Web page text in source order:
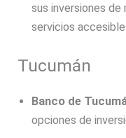
sus inversiones de
servicios
Tucumán
Banco de
opciones de